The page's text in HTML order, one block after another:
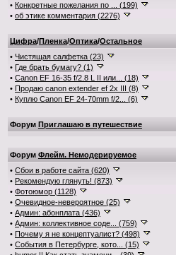
• Конкретные пожелания по ... (199)
• об этике комментария (2276)
Цифра/Пленка/Оптика/Остальное
• Чистящая салфетка (23)
• Где брать бумагу? (1)
• Canon EF 16-35 f/2.8 L II или... (18)
• Продаю canon extender ef 2x III (8)
• Куплю Canon EF 24-70mm f/2... (6)
Форум Приглашаю в путешествие
Форум Флейм. Немодерируемое
• Сбои в работе сайта (620)
• Рекомендую глянуть! (873)
• Фотоюмор (1128)
• Очевидное-невероятное (25)
• Админ: абонплата (436)
• Админ: коллективное соде... (759)
• Почему я не концептуалист? (498)
• События в Петербурге, кото... (15)